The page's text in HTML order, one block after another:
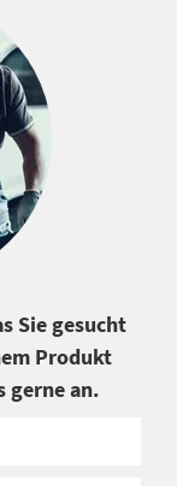
Sie gesucht
Produkt
gerne an.